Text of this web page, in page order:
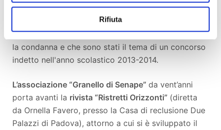
Rifiuta
Tema del volume saranno gliaffetti ristretti
rapporti interrotti, raccontati da chi sta scontando
la condanna e che sono stati il tema di un concorso
indetto nell'anno scolastico 2013-2014.
L’associazione “Granello di Senape” da vent’anni
porta avanti la rivista “Ristretti Orizzonti” (diretta
da Ornella Favero, presso la Casa di reclusione Due
Palazzi di Padova), attorno a cui si è sviluppato il